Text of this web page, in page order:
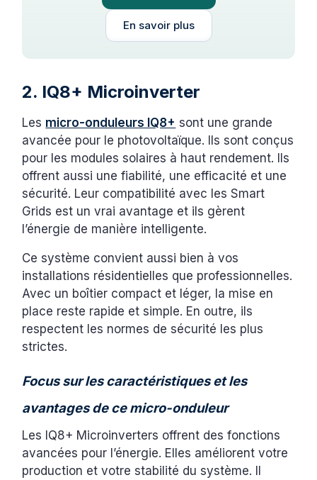
En savoir plus
2. IQ8+ Microinverter
Les micro-onduleurs IQ8+ sont une grande
avancée pour le photovoltaïque. Ils sont conçus
pour les modules solaires à haut rendement. Ils
offrent aussi une fiabilité, une efficacité et une
sécurité. Leur compatibilité avec les Smart
Grids est un vrai avantage et ils gèrent
l’énergie de manière intelligente.
Ce système convient aussi bien à vos
installations résidentielles que professionnelles.
Avec un boîtier compact et léger, la mise en
place reste rapide et simple. En outre, ils
respectent les normes de sécurité les plus
strictes.
Focus sur les caractéristiques et les
avantages de ce micro-onduleur
Les IQ8+ Microinverters offrent des fonctions
avancées pour l’énergie. Elles améliorent votre
production et votre stabilité du système. Il